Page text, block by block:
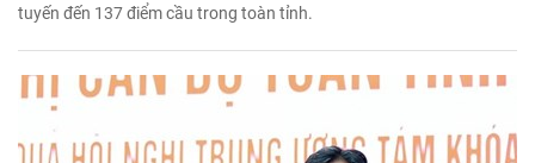
tuyến đến 137 điểm cầu trong toàn tỉnh.